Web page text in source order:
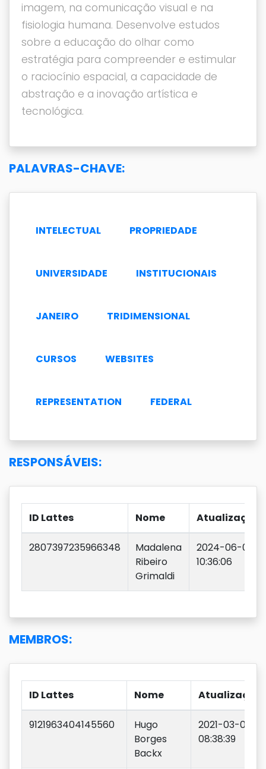
imagem, na comunicação visual e na
fisiologia humana. Desenvolve estudos
sobre a educação do olhar como
estratégia para compreender e estimular
o raciocínio espacial, a capacidade de
abstração e a inovação artística e
tecnológica.
PALAVRAS-CHAVE:
INTELECTUAL PROPRIEDADE
UNIVERSIDADE INSTITUCIONAIS
JANEIRO TRIDIMENSIONAL
CURSOS WEBSITES
REPRESENTATION FEDERAL
RESPONSÁVEIS:
ID Lattes Nome Atualização
2807397235966348
Madalena
Ribeiro
Grimaldi
2024-06-05
10:36:06
MEMBROS:
ID Lattes Nome Atualização
9121963404145560
Hugo
Borges
Backx
2021-03-05
08:38:39